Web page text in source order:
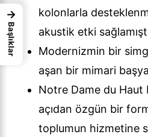
kolonlarla
akustik etki
Modernizmin bir
aşan bir mimari
Notre Dame du Haut
açıdan özgün bir
toplumun hizmetine
→
Başlıklar